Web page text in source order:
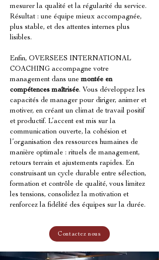
mesurer la qualité et la régularité du service.
Résultat : une équipe mieux accompagnée,
plus stable, et des attentes internes plus
lisibles.
Enfin, OVERSEES INTERNATIONAL
COACHING accompagne votre
management dans une montée en
compétences maîtrisée. Vous développez les
capacités de manager pour diriger, animer et
motiver, en créant un climat de travail positif
et productif. L’accent est mis sur la
communication ouverte, la cohésion et
l’organisation des ressources humaines de
manière optimale : rituels de management,
retours terrain et ajustements rapides. En
construisant un cycle durable entre sélection,
formation et contrôle de qualité, vous limitez
les tensions, consolidez la motivation et
renforcez la fidélité des équipes sur la durée.
Contactez nous